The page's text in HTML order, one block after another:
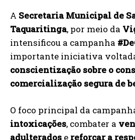
A Secretaria Municipal de
Taquaritinga, por meio da
intensificou a campanha
importante iniciativa
conscientização sobre o
comercialização segura de
O foco principal da
intoxicações, combater a
adulterados e reforçar a